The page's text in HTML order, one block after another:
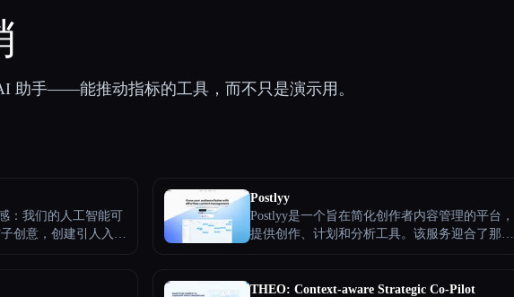
助手——能推动指标的工具，而不只是演示用。
：我们的人工智能可
创意，创建引人入胜
新鲜感和吸引力的营
Postlyy
Postlyy是一个旨在简化创作者内容管理的平台，
提供创作、计划和分析工具。该服务迎合了那些
计划和深入的性能分析等功能。
THEO: Context-aware Strategic Co-Pilot